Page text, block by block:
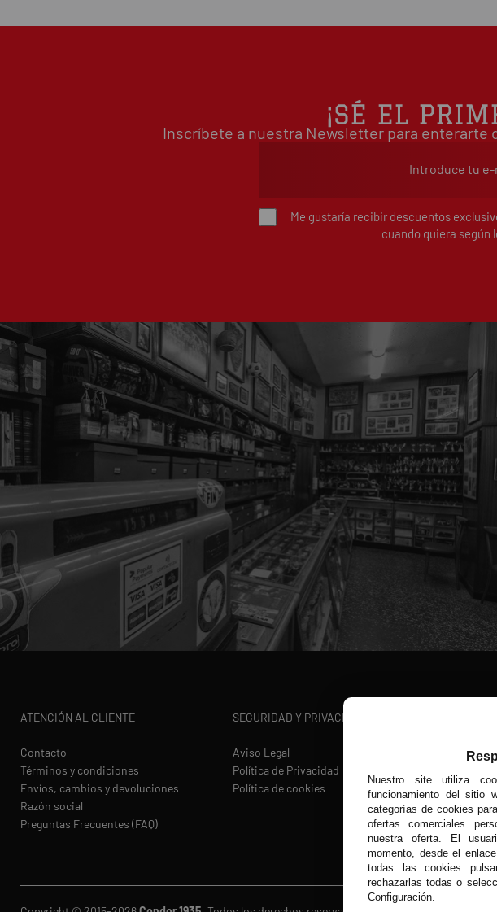
¡SÉ EL
Inscríbete a nuestra Newsletter para enterarte
Me gustaría recibir descuentos
cuando quiera según
ATENCIÓN AL CLIENTE
Contacto
Términos y condiciones
Envíos, cambios y devoluciones
Razón social
Preguntas Frecuentes (FAQ)
SEGURIDAD Y PRIVACIDAD
Aviso Legal
Política de Privacidad
Política de cookies
REDES
Nuestro site utiliza
funcionamiento del sitio
categorías de cookies
ofertas comerciales
nuestra oferta. El
momento, desde el
todas las cookies
rechazarlas todas o
Configuración.